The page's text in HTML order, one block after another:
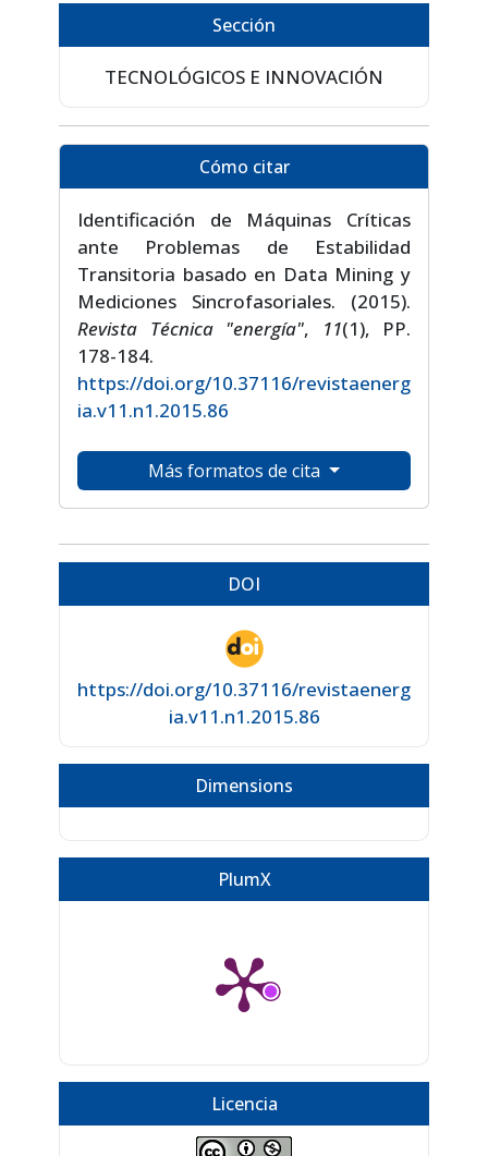
Sección
TECNOLÓGICOS E INNOVACIÓN
Cómo citar
Identificación de Máquinas Críticas
ante Problemas de Estabilidad
Transitoria basado en Data Mining y
Mediciones Sincrofasoriales. (2015).
Revista Técnica "energía", 11(1), PP.
178-184.
https://doi.org/10.37116/revistaenerg
ia.v11.n1.2015.86
Más formatos de cita
DOI
https://doi.org/10.37116/revistaenerg
ia.v11.n1.2015.86
Dimensions
PlumX
Licencia